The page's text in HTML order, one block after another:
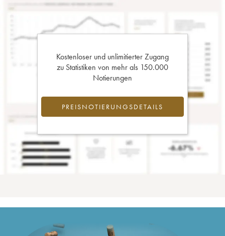
Kostenloser und unlimitierter Zugang
zu Statistiken von mehr als 150.000
Notierungen
PREISNOTIERUNGSDETAILS